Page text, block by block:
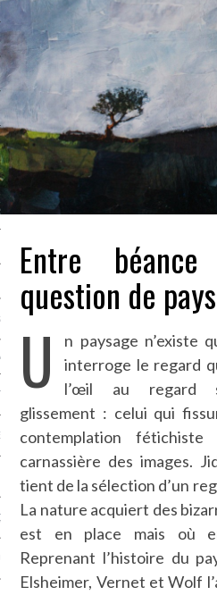
BONHEUR
GUERRE
EN VOD
Entre
question de
U
n paysage n’existe
interroge le regard
l’œil au regard
glissement : celui qui
contemplation
carnassière des images.
tient de la sélection d’un
La nature acquiert des
est en place mais où
Reprenant l’histoire du
Elsheimer, Vernet et Wolf